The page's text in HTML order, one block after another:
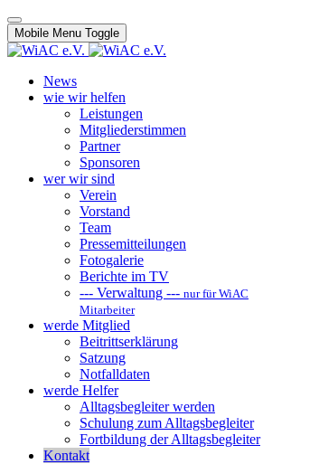
Mobile Menu Toggle
News
wie wir helfen
Leistungen
Mitgliederstimmen
Partner
Sponsoren
wer wir sind
Verein
Vorstand
Team
Pressemitteilungen
Fotogalerie
Berichte im TV
--- Verwaltung --- nur für WiAC
Mitarbeiter
werde Mitglied
Beitrittserklärung
Satzung
Notfalldaten
werde Helfer
Alltagsbegleiter werden
Schulung zum Alltagsbegleiter
Fortbildung der Alltagsbegleiter
Kontakt